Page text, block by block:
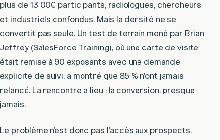
plus de 13 000 participants, radiologues, chercheurs
et industriels confondus. Mais la densité ne se
convertit pas seule. Un test de terrain mené par Brian
Jeffrey (SalesForce Training), où une carte de visite
était remise à 90 exposants avec une demande
explicite de suivi, a montré que 85 % n’ont jamais
relancé. La rencontre a lieu ; la conversion, presque
jamais.
Le problème n’est donc pas l’accès aux prospects.